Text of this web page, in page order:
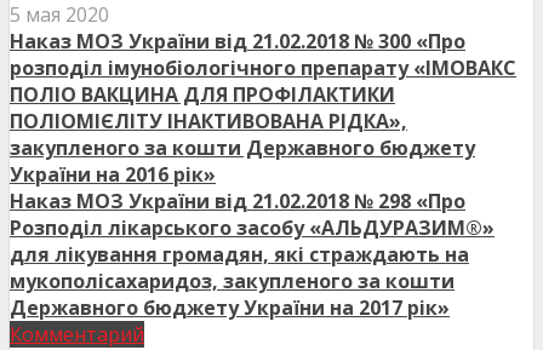
5 мая 2020
Наказ МОЗ України від 21.02.2018 № 300 «Про
розподіл імунобіологічного препарату «ІМОВАКС
ПОЛІО ВАКЦИНА ДЛЯ ПРОФІЛАКТИКИ
ПОЛІОМІЄЛІТУ ІНАКТИВОВАНА РІДКА»,
закупленого за кошти Державного бюджету
України на 2016 рік»
Наказ МОЗ України від 21.02.2018 № 298 «Про
Розподіл лікарського засобу «АЛЬДУРАЗИМ®»
для лікування громадян, які страждають на
мукополісахаридоз, закупленого за кошти
Державного бюджету України на 2017 рік»
Комментарий